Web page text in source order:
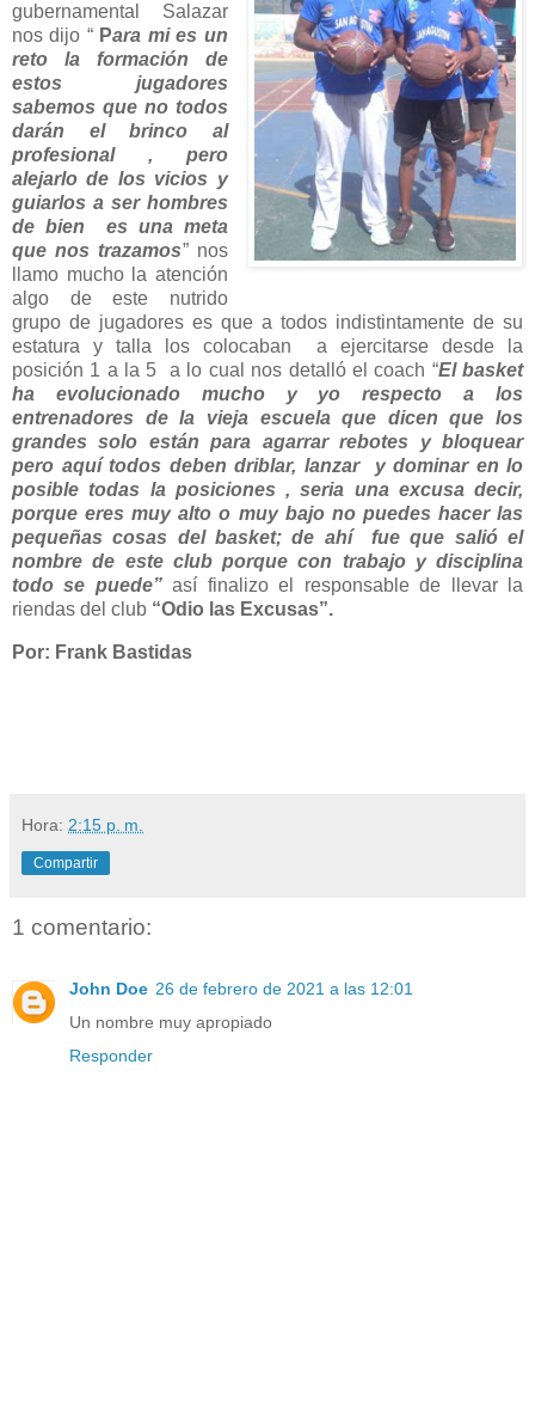
gubernamental Salazar
nos dijo “ Para mi es un
reto la formación de
estos jugadores
sabemos que no todos
darán el brinco al
profesional , pero
alejarlo de los vicios y
guiarlos a ser hombres
de bien es una meta
que nos trazamos” nos
llamo mucho la atención
algo de este nutrido
grupo de jugadores es que a todos indistintamente de su
estatura y talla los colocaban a ejercitarse desde la
posición 1 a la 5 a lo cual nos detalló el coach “El basket
ha evolucionado mucho y yo respecto a los
entrenadores de la vieja escuela que dicen que los
grandes solo están para agarrar rebotes y bloquear
pero aquí todos deben driblar, lanzar y dominar en lo
posible todas la posiciones , seria una excusa decir,
porque eres muy alto o muy bajo no puedes hacer las
pequeñas cosas del basket; de ahífue que salió el
nombre de este club porque con trabajo y disciplina
todo se puede”así finalizo el responsable de llevar la
riendas del club “Odio las Excusas”.
Por: Frank Bastidas
Hora: 2:15 p. m.
Compartir
1 comentario:
John Doe 26 de febrero de 2021 a las 12:01
Un nombre muy apropiado
Responder